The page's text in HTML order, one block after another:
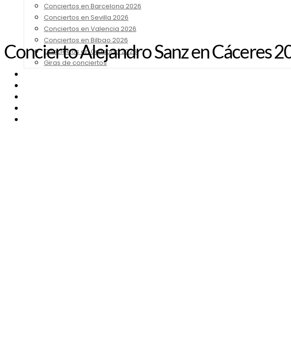
Conciertos en Barcelona 2026
Conciertos en Sevilla 2026
Conciertos en Valencia 2026
Conciertos en Bilbao 2026
Conciertos en Granada 2026
Giras de conciertos
Concierto Alejandro Sanz en Cáceres